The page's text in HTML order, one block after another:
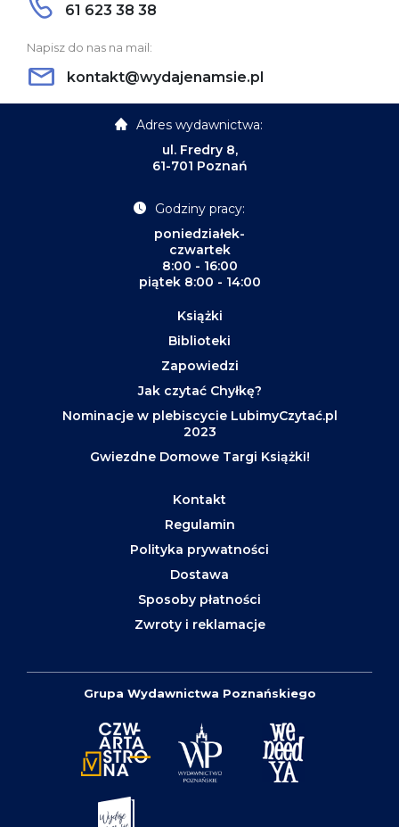
61 623 38 38
Napisz do nas na mail:
kontakt@wydajenamsie.pl
Adres wydawnictwa:
ul. Fredry 8,
61-701 Poznań
Godziny pracy:
poniedziałek-
czwartek
8:00 - 16:00
piątek 8:00 - 14:00
Książki
Biblioteki
Zapowiedzi
Jak czytać Chyłkę?
Nominacje w plebiscycie LubimyCzytać.pl
2023
Gwiezdne Domowe Targi Książki!
Kontakt
Regulamin
Polityka prywatności
Dostawa
Sposoby płatności
Zwroty i reklamacje
Grupa Wydawnictwa Poznańskiego